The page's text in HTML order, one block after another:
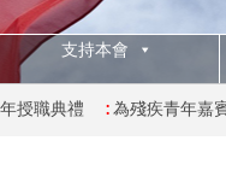
支持本會
為殘疾青年嘉賓舉辦表達藝